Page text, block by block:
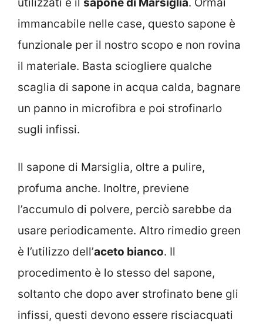
immancabile nelle case, questo sapone è
funzionale per il nostro scopo e non rovina
il materiale. Basta sciogliere qualche
scaglia di sapone in acqua calda, bagnare
un panno in microfibra e poi strofinarlo
sugli infissi.
Il sapone di Marsiglia, oltre a pulire,
profuma anche. Inoltre, previene
l’accumulo di polvere, perciò sarebbe da
usare periodicamente. Altro rimedio green
è l’utilizzo dell’aceto bianco. Il
procedimento è lo stesso del sapone,
soltanto che dopo aver strofinato bene gli
infissi, questi devono essere risciacquati